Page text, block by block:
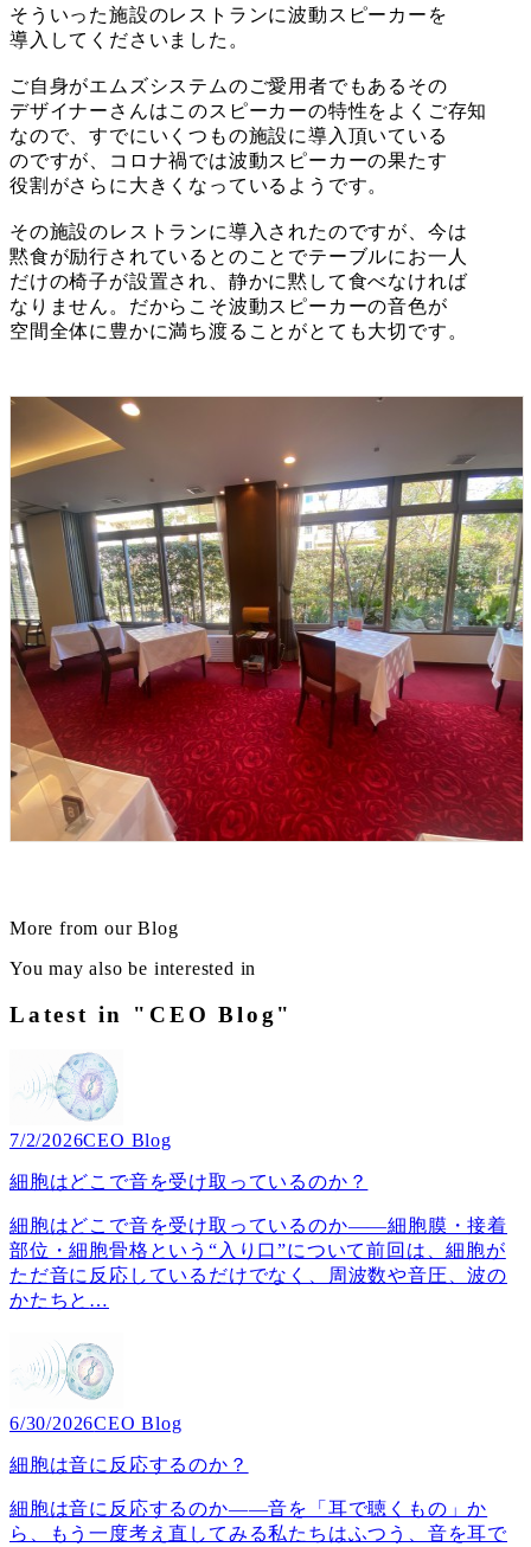
そういった施設のレストランに波動スピーカーを
導入してくださいました。
ご自身がエムズシステムのご愛用者でもあるその
デザイナーさんはこのスピーカーの特性をよくご存知
なので、すでにいくつもの施設に導入頂いている
のですが、コロナ禍では波動スピーカーの果たす
役割がさらに大きくなっているようです。
その施設のレストランに導入されたのですが、今は
黙食が励行されているとのことでテーブルにお一人
だけの椅子が設置され、静かに黙して食べなければ
なりません。だからこそ波動スピーカーの音色が
空間全体に豊かに満ち渡ることがとても大切です。
More from our Blog
You may also be interested in
Latest in "CEO Blog"
7/2/2026CEO Blog
細胞はどこで音を受け取っているのか？
細胞はどこで音を受け取っているのか――細胞膜・接着
部位・細胞骨格という“入り口”について前回は、細胞が
ただ音に反応しているだけでなく、周波数や音圧、波の
かたちと …
6/30/2026CEO Blog
細胞は音に反応するのか？
細胞は音に反応するのか――音を「耳で聴くもの」か
ら、もう一度考え直してみる私たちはふつう、音を耳で